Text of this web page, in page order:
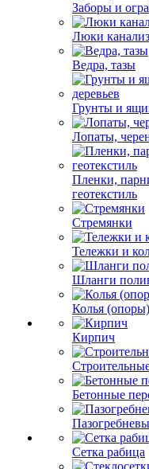
Заборы и
Люки
Ведра, тазы
Грунты и
Лопаты,
Пленки,
геотекстиль
Стремянки
Тележки и
Шланги
Колья
Кирпич
Бетонные
Сетка рабица